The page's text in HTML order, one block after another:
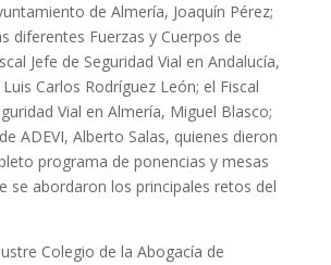
de Almería, Joaquín Pérez;
diferentes Fuerzas y Cuerpos de
Jefe de Seguridad Vial en Andalucía,
Carlos Rodríguez León; el Fiscal
Vial en Almería, Miguel Blasco;
ADEVI, Alberto Salas, quienes dieron
programa de ponencias y mesas
se abordaron los principales retos del
Colegio de la Abogacía de